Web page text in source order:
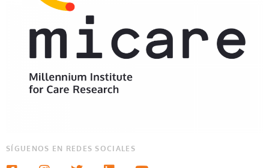
SÍGUENOS EN REDES SOCIALES